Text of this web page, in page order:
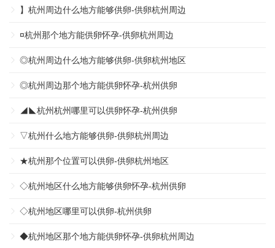
】杭州周边什么地方能够供卵-供卵杭州周边
¤杭州那个地方能供卵怀孕-供卵杭州周边
◎杭州周边什么地方能够供卵-供卵杭州地区
◎杭州周边那个地方能供卵怀孕-杭州供卵
◢◣杭州杭州哪里可以供卵怀孕-杭州供卵
▽杭州什么地方能够供卵-供卵杭州周边
★杭州那个位置可以供卵-供卵杭州地区
◇杭州地区什么地方能够供卵怀孕-杭州供卵
◇杭州地区哪里可以供卵-杭州供卵
◆杭州地区那个地方能供卵怀孕-供卵杭州周边